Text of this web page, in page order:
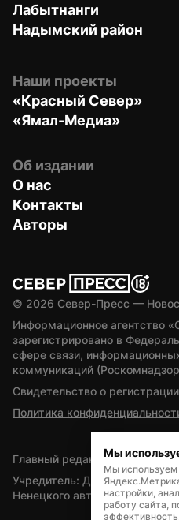
Лабытнанги
Надымский район
Наши проекты
«Красный Север»
«Ямал-Медиа»
Об издании
О нас
Контакты
Авторы
© 2026 Север-Пресс —
Информационное агентство
зарегистрировано в
сфере связи,
коммуникаций
Свидетельство о
Политика
Главный редактор — А.Л.
Учредитель: Департамент
Ненецкого автономного
Мы
Мы
настройки,
работу сайта,